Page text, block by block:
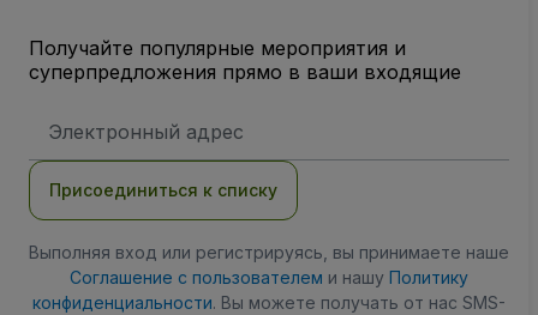
Получайте популярные мероприятия и
суперпредложения прямо в ваши входящие
электронной
Присоединиться к списку
Выполняя вход или регистрируясь, вы принимаете наше
Соглашение с пользователем и нашу Политику
конфиденциальности. Вы можете получать от нас SMS-